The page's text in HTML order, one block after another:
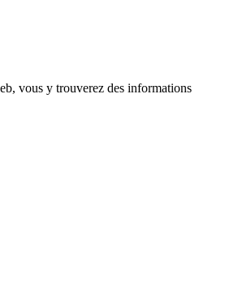
vous y trouverez des informations